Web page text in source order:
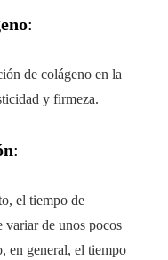
:
de colágeno en la
y firmeza.
:
el tiempo de
variar de unos pocos
en general, el tiempo